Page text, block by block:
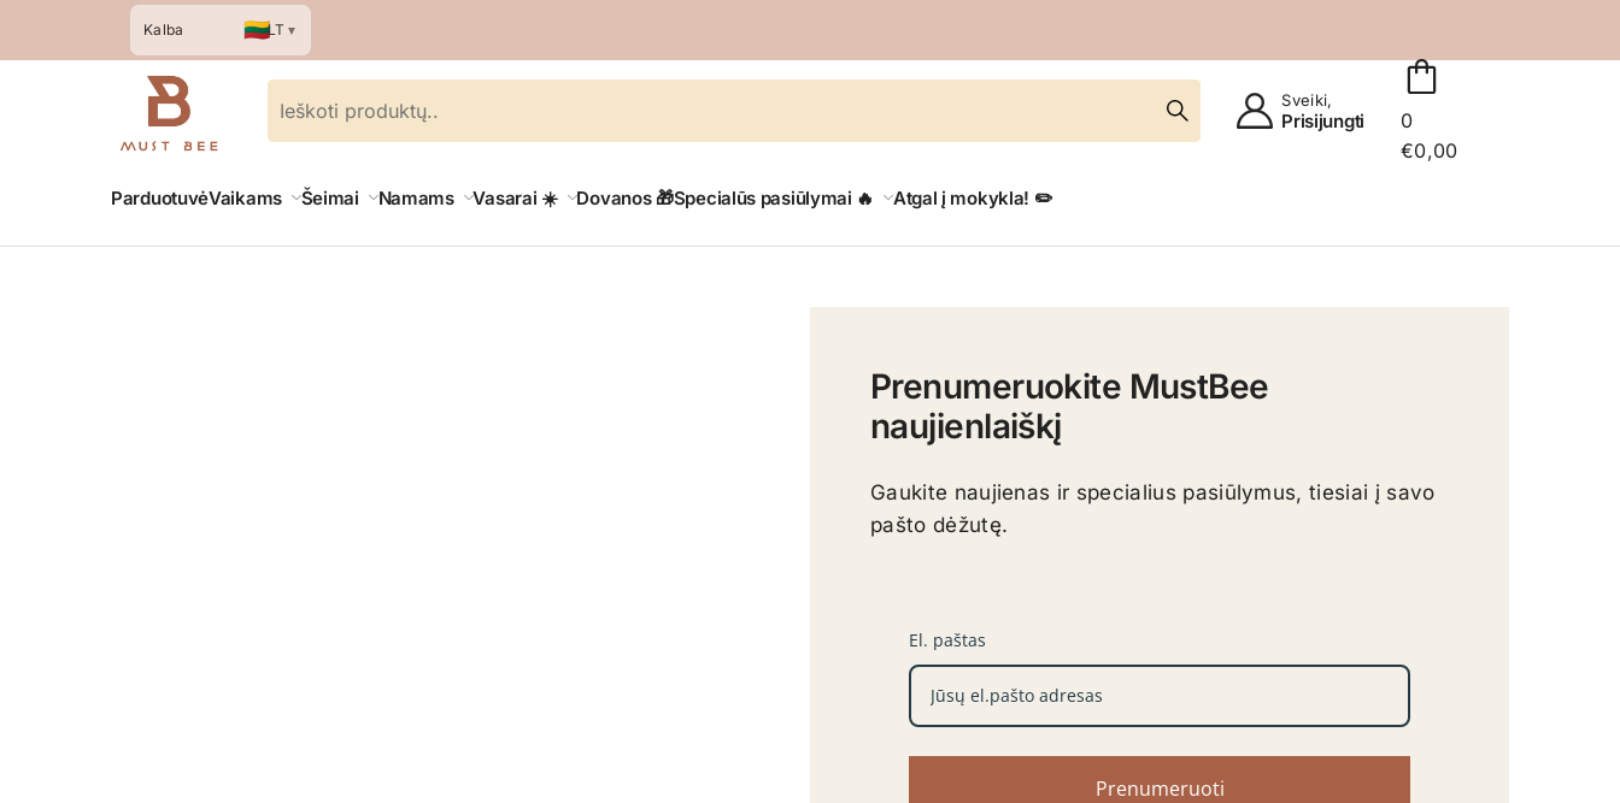
Kalba 🇱🇹LT ▼
Sveiki,
Prisijungti
0
€0,00
ParduotuvėVaikams Šeimai Namams Vasarai ☀️ Dovanos 🎁Specialūs pasiūlymai 🔥 Atgal į mokykla! ✏️
Prenumeruokite MustBee
naujienlaiškį
Gaukite naujienas ir specialius pasiūlymus, tiesiai į savo
pašto dėžutę.
El. paštas
Prenumeruoti